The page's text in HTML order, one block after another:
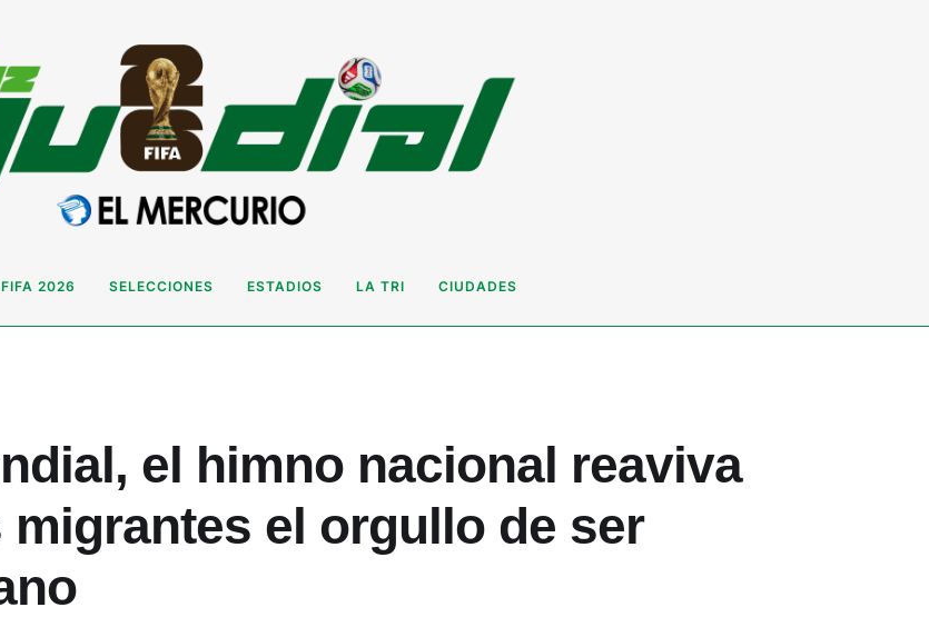
2026 SELECCIONES ESTADIOS LA TRI CIUDADES
el himno nacional reaviva
migrantes el orgullo de ser